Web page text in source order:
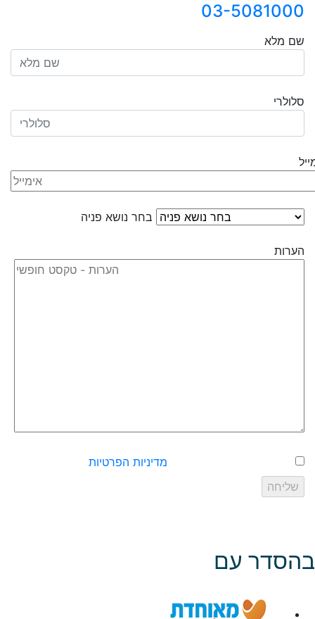
03-5081000
שם מלא
סלולרי
בחר נושא פניה
הערות
מדיניות הפרטיות
בהסדר עם